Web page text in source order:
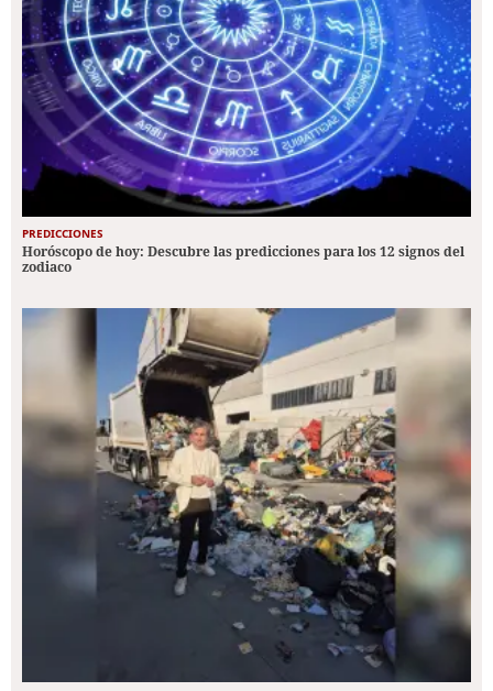
PREDICCIONES
Horóscopo de hoy: Descubre las predicciones para los 12 signos del
zodiaco